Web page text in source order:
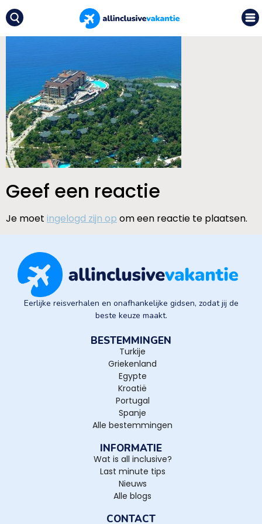
Geef een reactie
Je moet ingelogd zijn op om een reactie te plaatsen.
Eerlijke reisverhalen en onafhankelijke gidsen, zodat jij de
beste keuze maakt.
BESTEMMINGEN
Turkije
Griekenland
Egypte
Kroatië
Portugal
Spanje
Alle bestemmingen
INFORMATIE
Wat is all inclusive?
Last minute tips
Nieuws
Alle blogs
CONTACT